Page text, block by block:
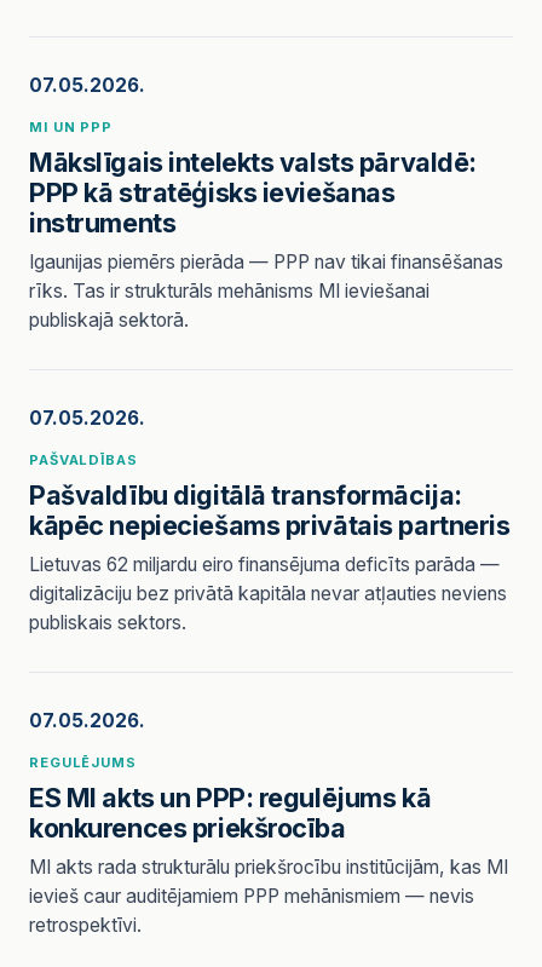
07.05.2026.
MI UN PPP
Mākslīgais intelekts valsts pārvaldē:
PPP kā stratēģisks ieviešanas
instruments
Igaunijas piemērs pierāda — PPP nav tikai finansēšanas
rīks. Tas ir strukturāls mehānisms MI ieviešanai
publiskajā sektorā.
07.05.2026.
PAŠVALDĪBAS
Pašvaldību digitālā transformācija:
kāpēc nepieciešams privātais partneris
Lietuvas 62 miljardu eiro finansējuma deficīts parāda —
digitalizāciju bez privātā kapitāla nevar atļauties neviens
publiskais sektors.
07.05.2026.
REGULĒJUMS
ES MI akts un PPP: regulējums kā
konkurences priekšrocība
MI akts rada strukturālu priekšrocību institūcijām, kas MI
ievieš caur auditējamiem PPP mehānismiem — nevis
retrospektīvi.